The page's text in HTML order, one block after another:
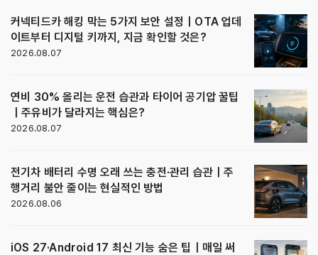
커넥티드카 해킹 막는 5가지 보안 설정｜OTA 업데
이트부터 디지털 키까지, 지금 확인할 것은?
2026.08.07
연비 30% 올리는 운전 습관과 타이어 공기압 꿀팁
｜주유비가 달라지는 핵심은?
2026.08.07
전기차 배터리 수명 오래 쓰는 충전·관리 습관｜주
행거리 불안 줄이는 현실적인 방법
2026.08.06
iOS 27·Android 17 최신 기능 숨은 팁｜매일 써